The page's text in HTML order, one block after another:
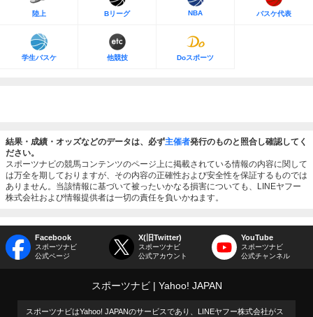
陸上 Bリーグ NBA バスケ代表
学生バスケ 他競技 Doスポーツ
結果・成績・オッズなどのデータは、必ず主催者発行のものと照合し確認してく
ださい。
スポーツナビの競馬コンテンツのページ上に掲載されている情報の内容に関して
は万全を期しておりますが、その内容の正確性および安全性を保証するものでは
ありません。当該情報に基づいて被ったいかなる損害についても、LINEヤフー
株式会社および情報提供者は一切の責任を負いかねます。
Facebook
スポーツナビ
公式ページ
X(旧Twitter)
スポーツナビ
公式アカウント
YouTube
スポーツナビ
公式チャンネル
スポーツナビ Yahoo! JAPAN
スポーツナビはYahoo! JAPANのサービスであり、LINEヤフー株式会社がス